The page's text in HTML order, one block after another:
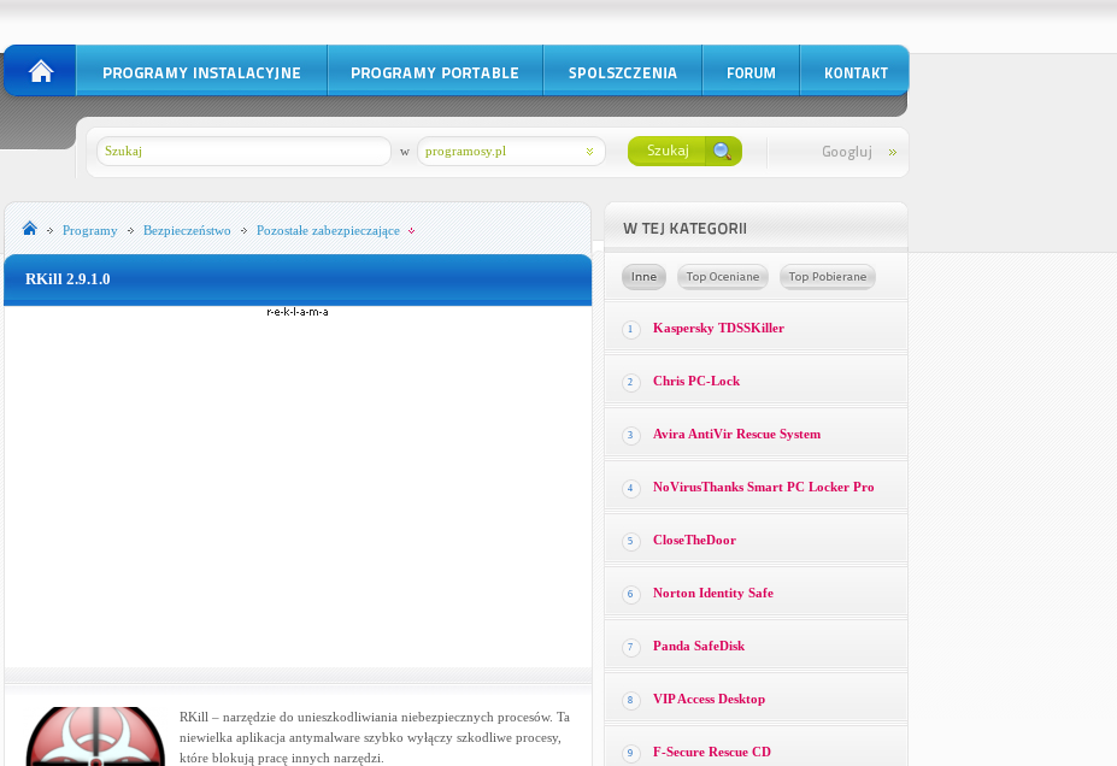
programosy.pl
w
Programy Bezpieczeństwo Pozostałe zabezpieczające
RKill 2.9.1.0
RKill – narzędzie do unieszkodliwiania niebezpiecznych procesów. Ta
niewielka aplikacja antymalware szybko wyłączy szkodliwe procesy,
które blokują pracę innych narzędzi.
1 Kaspersky TDSSKiller
2 Chris PC-Lock
3 Avira AntiVir Rescue System
4 NoVirusThanks Smart PC Locker Pro
5 CloseTheDoor
6 Norton Identity Safe
7 Panda SafeDisk
8 VIP Access Desktop
9 F-Secure Rescue CD